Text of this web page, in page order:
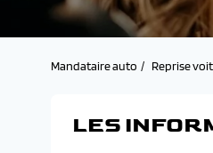
Mandataire auto Reprise
LES